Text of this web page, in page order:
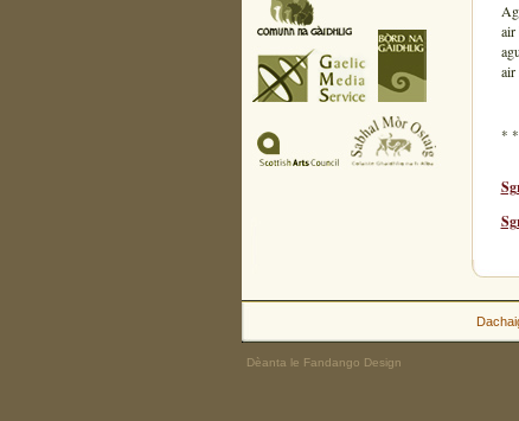
air
air
*
Dèanta le Fandango Design